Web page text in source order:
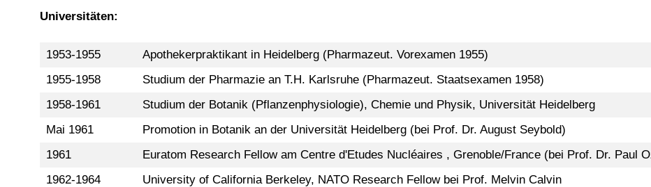
Universitäten:
1953-1955
Apothekerpraktikant in Heidelberg (Pharmazeut. Vorexamen 1955)
1955-1958
Studium der Pharmazie an T.H. Karlsruhe (Pharmazeut. Staatsexamen 1958)
1958-1961
Studium der Botanik (Pflanzenphysiologie), Chemie und Physik, Universität Heidelberg
Mai 1961
Promotion in Botanik an der Universität Heidelberg (bei Prof. Dr. August Seybold)
1961
Euratom Research Fellow am Centre d'Etudes Nucléaires , Grenoble/France (bei Prof. Dr. Paul
1962-1964
University of California Berkeley, NATO Research Fellow bei Prof. Melvin Calvin